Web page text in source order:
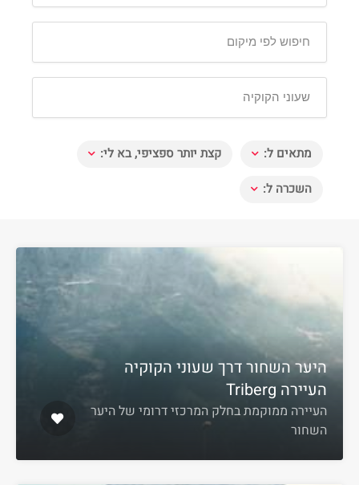
מתאים ל:
קצת יותר ספציפי, בא לי:
השכרה ל:
היער השחור דרך שעוני הקוקיה
העיירה Triberg
העיירה ממוקמת בחלק המרכזי דרומי של היער
השחור